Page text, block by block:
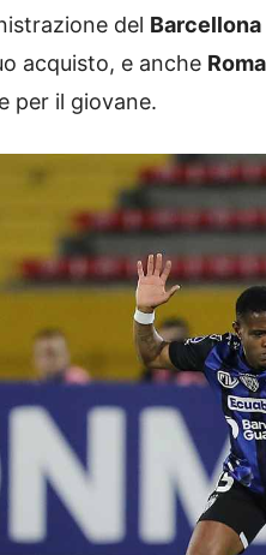
del Barcellona
acquisto, e anche
per il giovane.